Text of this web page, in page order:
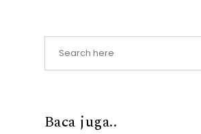
Baca juga..